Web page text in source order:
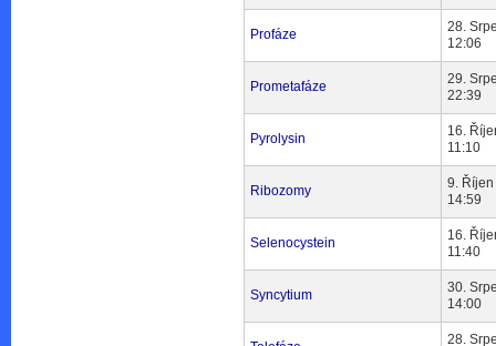
Profáze
28.
12:06
Prometafáze
29.
22:39
Pyrolysin
16.
11:10
Ribozomy
9. Říjen
14:59
Selenocystein
16.
11:40
Syncytium
30.
14:00
28.